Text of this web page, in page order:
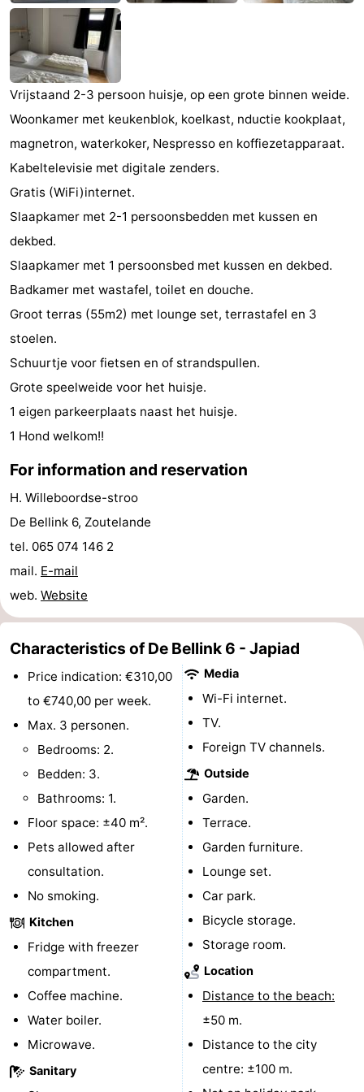
Duinzicht
Joossesweg
-
Kustlicht
-
Strandcamping
-
Bos
Duin
Lastminutes
Beach
See
do
Museums
-
Galleries
Monuments
-
Churches
-
Lighthouses
Observation
points
Attractions
Playgrounds
-
Indoor
playgrounds
-
centres
centers
Villages
Cities
Guided
-
pools
Cycling
Horse
riding
-
Golf
-
Vrijstaand 2-3 persoon huisje, op een grote binnen weide.
Woonkamer met keukenblok, koelkast, nductie kookplaat,
magnetron, waterkoker, Nespresso en koffiezetapparaat.
Kabeltelevisie met digitale zenders.
Gratis (WiFi)internet.
Slaapkamer met 2-1 persoonsbedden met kussen en
dekbed.
Slaapkamer met 1 persoonsbed met kussen en dekbed.
Badkamer met wastafel, toilet en douche.
Groot terras (55m2) met lounge set, terrastafel en 3
stoelen.
Schuurtje voor fietsen en of strandspullen.
Grote speelweide voor het huisje.
1 eigen parkeerplaats naast het huisje.
1 Hond welkom!!
For information and reservation
H. Willeboordse-stroo
De Bellink 6, Zoutelande
tel. 065 074 146 2
mail. E-mail
web. Website
Characteristics of De Bellink 6 - Japiad
Price indication: €310,00
to €740,00 per week.
Max. 3 personen.
Bedrooms: 2.
Bedden: 3.
Bathrooms: 1.
Floor space: ±40 m².
Pets allowed after
consultation.
No smoking.
Kitchen
Fridge with freezer
compartment.
Coffee machine.
Water boiler.
Microwave.
Sanitary
Media
Wi-Fi internet.
TV.
Foreign TV channels.
Outside
Garden.
Terrace.
Garden furniture.
Lounge set.
Car park.
Bicycle storage.
Storage room.
Location
Distance to the beach:
±50 m.
Distance to the city
centre: ±100 m.